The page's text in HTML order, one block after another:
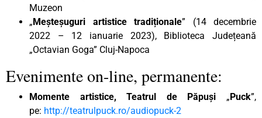
Muzeon
„Meșteșuguri artistice tradiționale” (14 decembrie
2022 – 12 ianuarie 2023), Biblioteca Județeană
„Octavian Goga” Cluj-Napoca
Evenimente on-line, permanente:
Momente artistice, Teatrul de Păpuși „Puck”,
pe: http://teatrulpuck.ro/audiopuck-2